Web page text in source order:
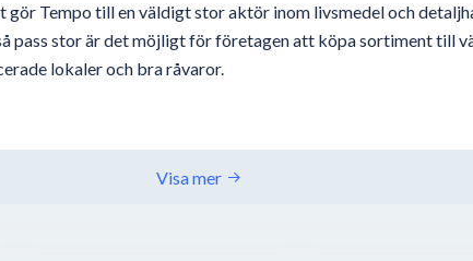
Tempo till en väldigt stor aktör inom livsmedel och
pass stor är det möjligt för företagen att köpa sortiment till
lokaler och bra råvaror.
Visa mer